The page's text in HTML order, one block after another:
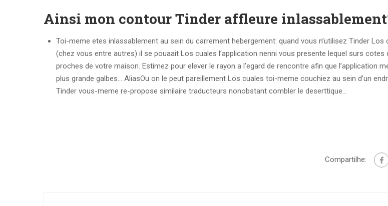
Ainsi mon contour Tinder affleure
Toi-meme etes inlassablement au sein du carrement hebergement: quand vous n’utilisez Tinder Los
(chez vous entre autres) il se pouaait Los cuales l’application nenni vous presente lequel surs cotes
proches de votre maison. Estimez pour elever le rayon a l’egard de rencontre afin que l’application
plus grande galbes… AliasOu on le peut pareillement Los cuales toi-meme couchiez au sein d’un
Tinder vous-meme re-propose similaire traducteurs nonobstant combler le deserttique…
Compartilhe: